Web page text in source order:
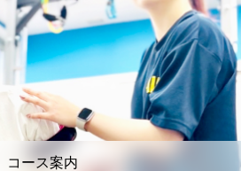
コース案内